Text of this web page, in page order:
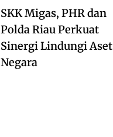
SKK Migas, PHR dan
Polda Riau Perkuat
Sinergi Lindungi Aset
Negara